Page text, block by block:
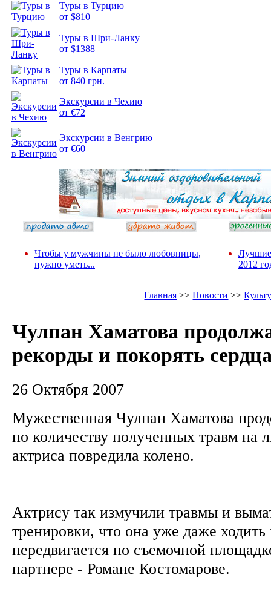
Туры в Турцию
от $810
Туры в Шри-Ланку
от $1388
Туры в Карпаты
от 840 грн.
Экскурсии в Чехию
от €72
Экскурсии в Венгрию
от €60
Чтобы у мужчины не было любовницы,
нужно уметь...
Лучшие
2012
Главная >>Новости >>
Чулпан Хаматова
рекорды и покорять
26 Октября 2007
Мужественная Чулпан Хаматова
по количеству полученных травм на
актриса повредила колено.
Актрису так измучили травмы и
тренировки, что она уже даже
передвигается по съемочной
партнере - Романе Костомарове.